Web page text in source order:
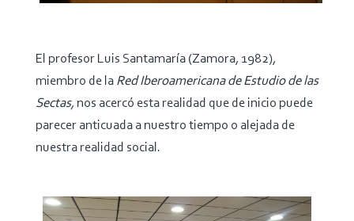
El profesor Luis Santamaría (Zamora, 1982),
miembro de la Red Iberoamericana de Estudio de las
Sectas,nos acercó esta realidad que de inicio puede
parecer anticuada a nuestro tiempo o alejada de
nuestra realidad social.